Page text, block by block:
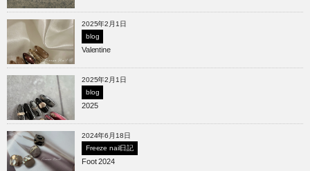
2025年2月1日
blog
Valentine
2025年2月1日
blog
2025
2024年6月18日
Freeze nail日記
Foot 2024